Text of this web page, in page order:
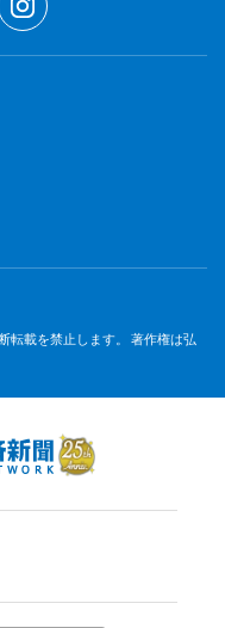
転載を禁止します。 著作権は弘